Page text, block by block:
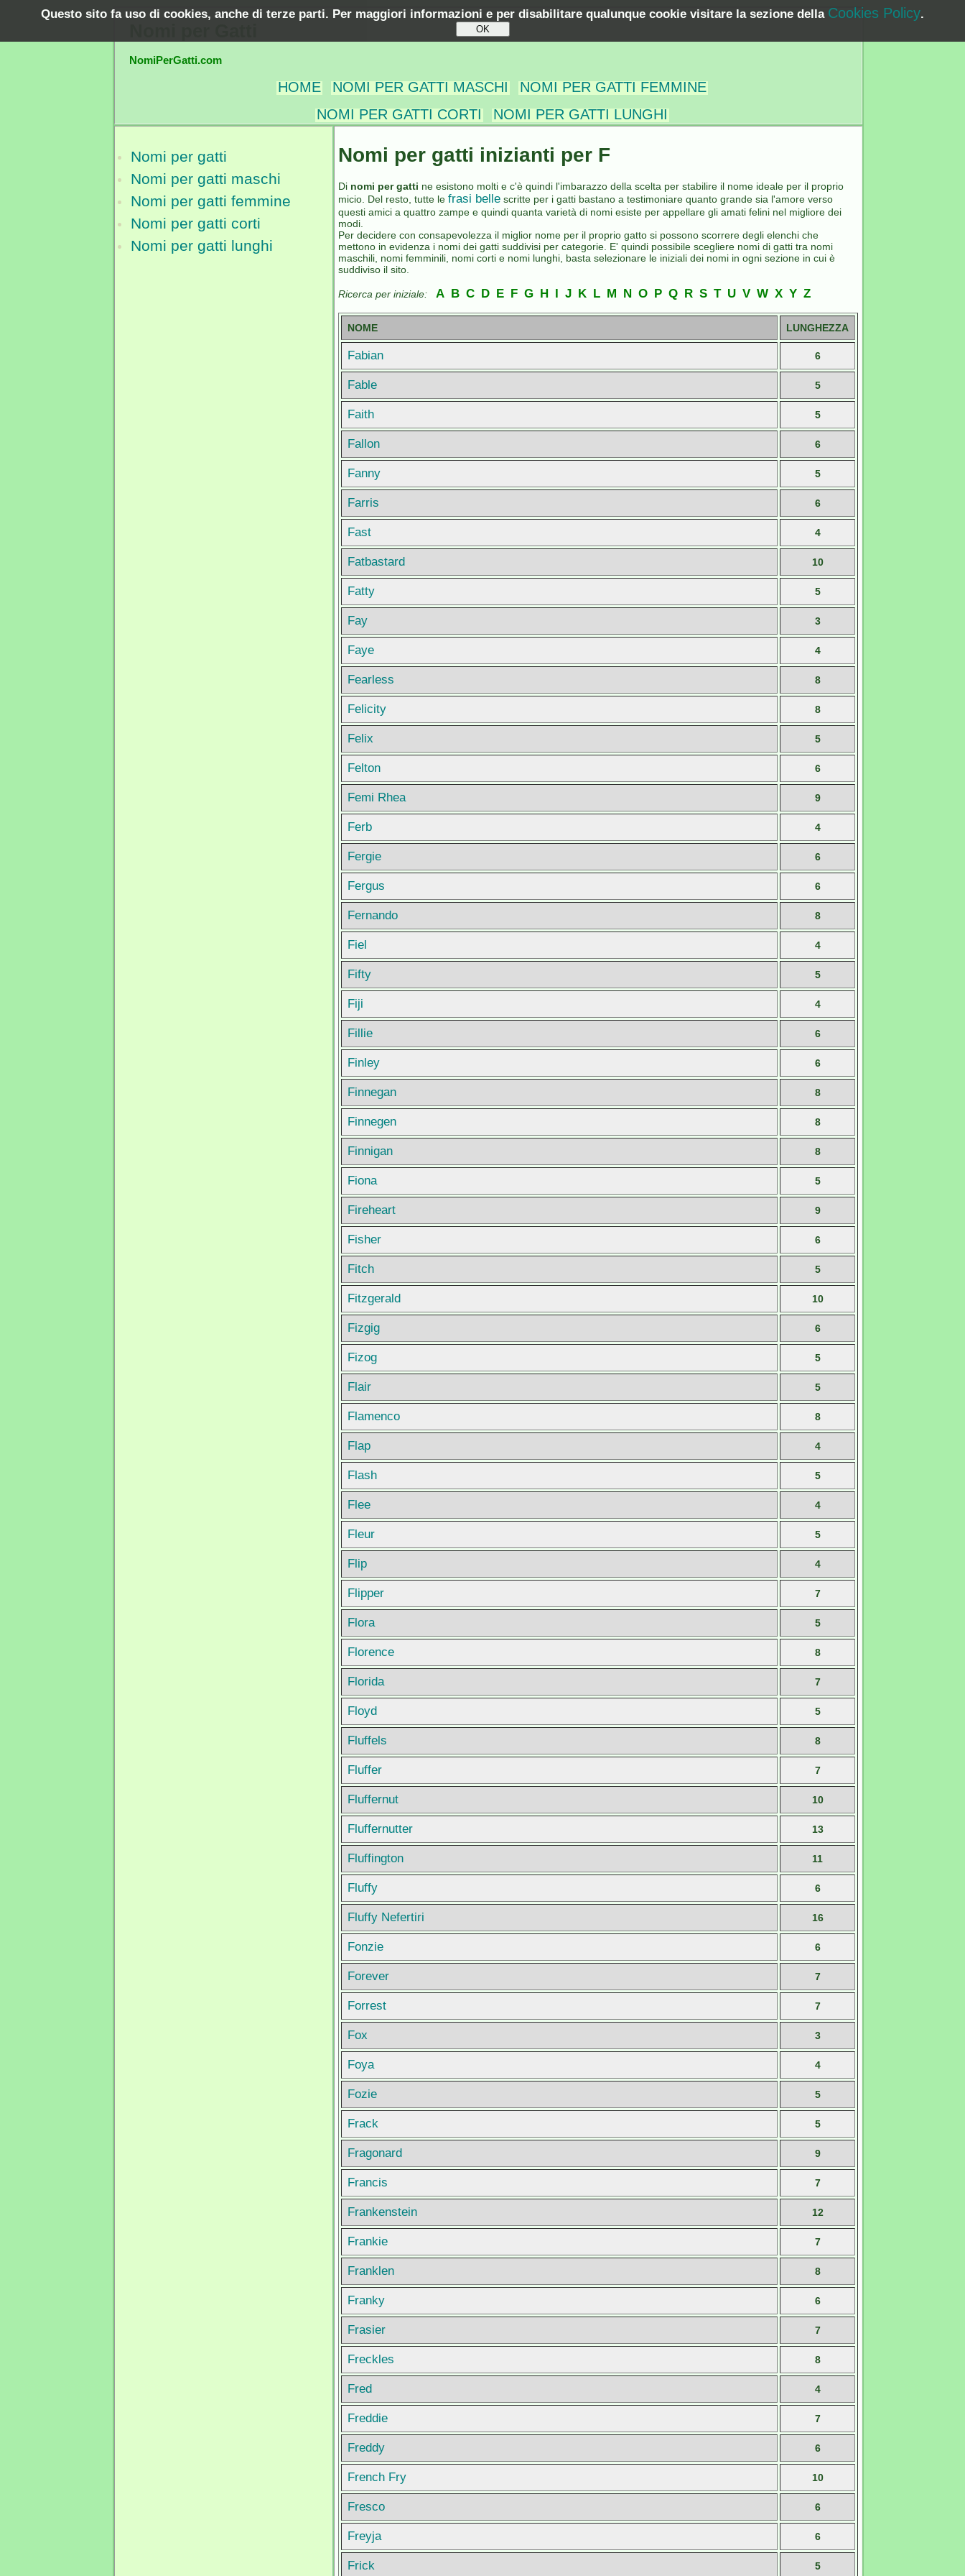
Questo sito fa uso di cookies, anche di terze parti. Per maggiori informazioni e per disabilitare qualunque cookie visitare la sezione della Cookies Policy.
NomiPerGatti.com
HOME NOMI PER GATTI MASCHI
NOMI PER GATTI FEMMINE
NOMI PER GATTI CORTI
NOMI PER GATTI LUNGHI
Nomi per gatti
Nomi per gatti maschi
Nomi per gatti femmine
Nomi per gatti corti
Nomi per gatti lunghi
Nomi per gatti inizianti per F
Di nomi per gatti ne esistono molti e c'è quindi l'imbarazzo della scelta per stabilire il nome ideale per il proprio
micio. Del resto, tutte le frasi belle scritte per i gatti bastano a testimoniare quanto grande sia l'amore verso
questi amici a quattro zampe e quindi quanta varietà di nomi esiste per appellare gli amati felini nel migliore dei
modi.
Per decidere con consapevolezza il miglior nome per il proprio gatto si possono scorrere degli elenchi che
mettono in evidenza i nomi dei gatti suddivisi per categorie. E' quindi possibile scegliere nomi di gatti tra nomi
maschili, nomi femminili, nomi corti e nomi lunghi, basta selezionare le iniziali dei nomi in ogni sezione in cui è
suddiviso il sito.
Ricerca per iniziale: A B C D E F G H I J K L M N O P Q R S T U V W X Y Z
NOME LUNGHEZZA
Fabian 6
Fable 5
Faith 5
Fallon 6
Fanny 5
Farris 6
Fast 4
Fatbastard 10
Fatty 5
Fay 3
Faye 4
Fearless 8
Felicity 8
Felix 5
Felton 6
Femi Rhea 9
Ferb 4
Fergie 6
Fergus 6
Fernando 8
Fiel 4
Fifty 5
Fiji 4
Fillie 6
Finley 6
Finnegan 8
Finnegen 8
Finnigan 8
Fiona 5
Fireheart 9
Fisher 6
Fitch 5
Fitzgerald 10
Fizgig 6
Fizog 5
Flair 5
Flamenco 8
Flap 4
Flash 5
Flee 4
Fleur 5
Flip 4
Flipper 7
Flora 5
Florence 8
Florida 7
Floyd 5
Fluffels 8
Fluffer 7
Fluffernut 10
Fluffernutter 13
Fluffington 11
Fluffy 6
Fluffy Nefertiri 16
Fonzie 6
Forever 7
Forrest 7
Fox 3
Foya 4
Fozie 5
Frack 5
Fragonard 9
Francis 7
Frankenstein 12
Frankie 7
Franklen 8
Franky 6
Frasier 7
Freckles 8
Fred 4
Freddie 7
Freddy 6
French Fry 10
Fresco 6
Freyja 6
Frick 5